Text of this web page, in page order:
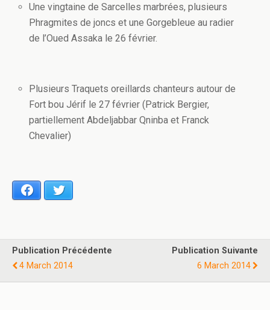
Une vingtaine de Sarcelles marbrées, plusieurs
Phragmites de joncs et une Gorgebleue au radier
de l’Oued Assaka le 26 février.
Plusieurs Traquets oreillards chanteurs autour de
Fort bou Jérif le 27 février (Patrick Bergier,
partiellement Abdeljabbar Qninba et Franck
Chevalier)
Facebook
Publication Précédente
4 March 2014
Publication Suivante
6 March 2014